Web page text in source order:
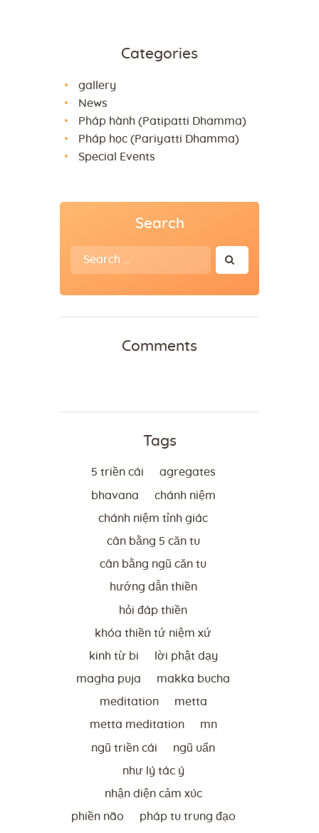
Categories
gallery
News
Pháp hành (Patipatti Dhamma)
Pháp học (Pariyatti Dhamma)
Special Events
Search
Search
for:
Comments
Tags
5 triền cái agregates
bhavana chánh niệm
chánh niệm tỉnh giác
cân bằng 5 căn tu
cân bằng ngũ căn tu
hướng dẫn thiền
hỏi đáp thiền
khóa thiền tứ niệm xứ
kinh từ bi lời phật dạy
magha puja makka bucha
meditation metta
metta meditation mn
ngũ triền cái ngũ uẩn
như lý tác ý
nhận diện cảm xúc
phiền não pháp tu trung đạo